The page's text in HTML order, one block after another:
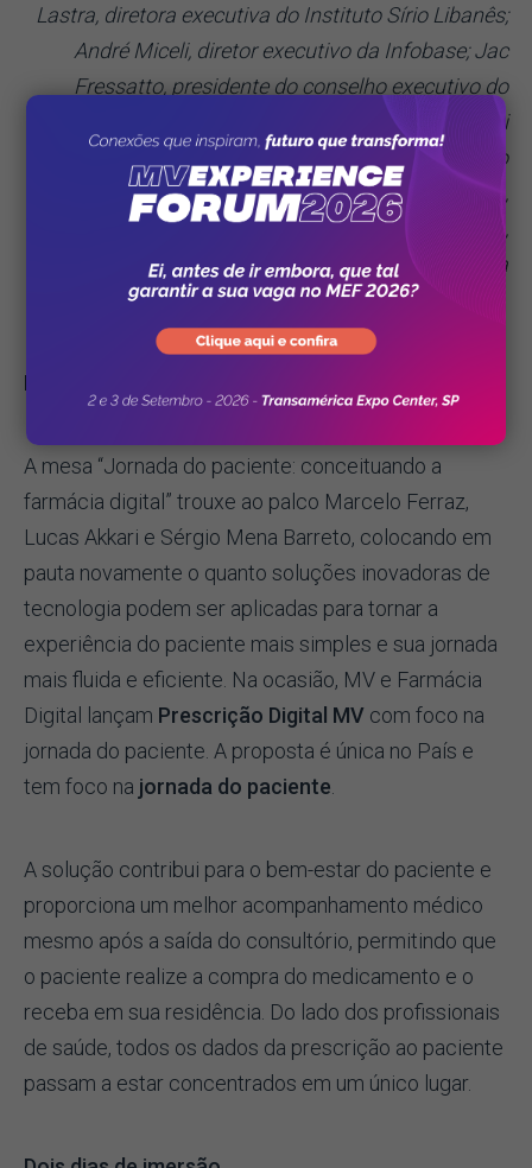
Lastra, diretora executiva do Instituto Sírio Libanês;
André Miceli, diretor executivo da Infobase; Jac
Fressatto, presidente do conselho executivo do
Robô Laura; Vitor Asseituno, presidente da Sami
Saúde; Jacson Barros, gerente de desenvolvimento
de negócios estratégicos da AWS; Ademir Novais,
CIO do Real Hospital Português; Marcelo Maylinch,
CIO do Grupo DASA; e Eduardo Queiroz, CEO da
Santa Casa da Bahia
Lançamento
A mesa “Jornada do paciente: conceituando a
farmácia digital” trouxe ao palco Marcelo Ferraz,
Lucas Akkari e Sérgio Mena Barreto, colocando em
pauta novamente o quanto soluções inovadoras de
tecnologia podem ser aplicadas para tornar a
experiência do paciente mais simples e sua jornada
mais fluida e eficiente. Na ocasião, MV e Farmácia
Digital lançam Prescrição Digital MV com foco na
jornada do paciente. A proposta é única no País e
tem foco na jornada do paciente
A solução contribui para o bem-estar do paciente e
proporciona um melhor acompanhamento médico
mesmo após a saída do consultório, permitindo que
o paciente realize a compra do medicamento e o
receba em sua residência. Do lado dos profissionais
de saúde, todos os dados da prescrição ao paciente
passam a estar concentrados em um único lugar.